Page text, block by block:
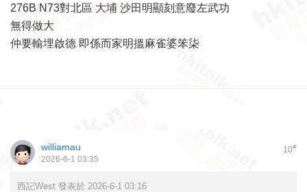
276B N73對北區 大埔 沙田明顯刻意廢左武功
無得做大
仲要輸埋啟德 即係而家明搵麻雀婆笨柒
10#
williamau
2026-6-1 03:35
西記West 發表於 2026-6-1 03:16